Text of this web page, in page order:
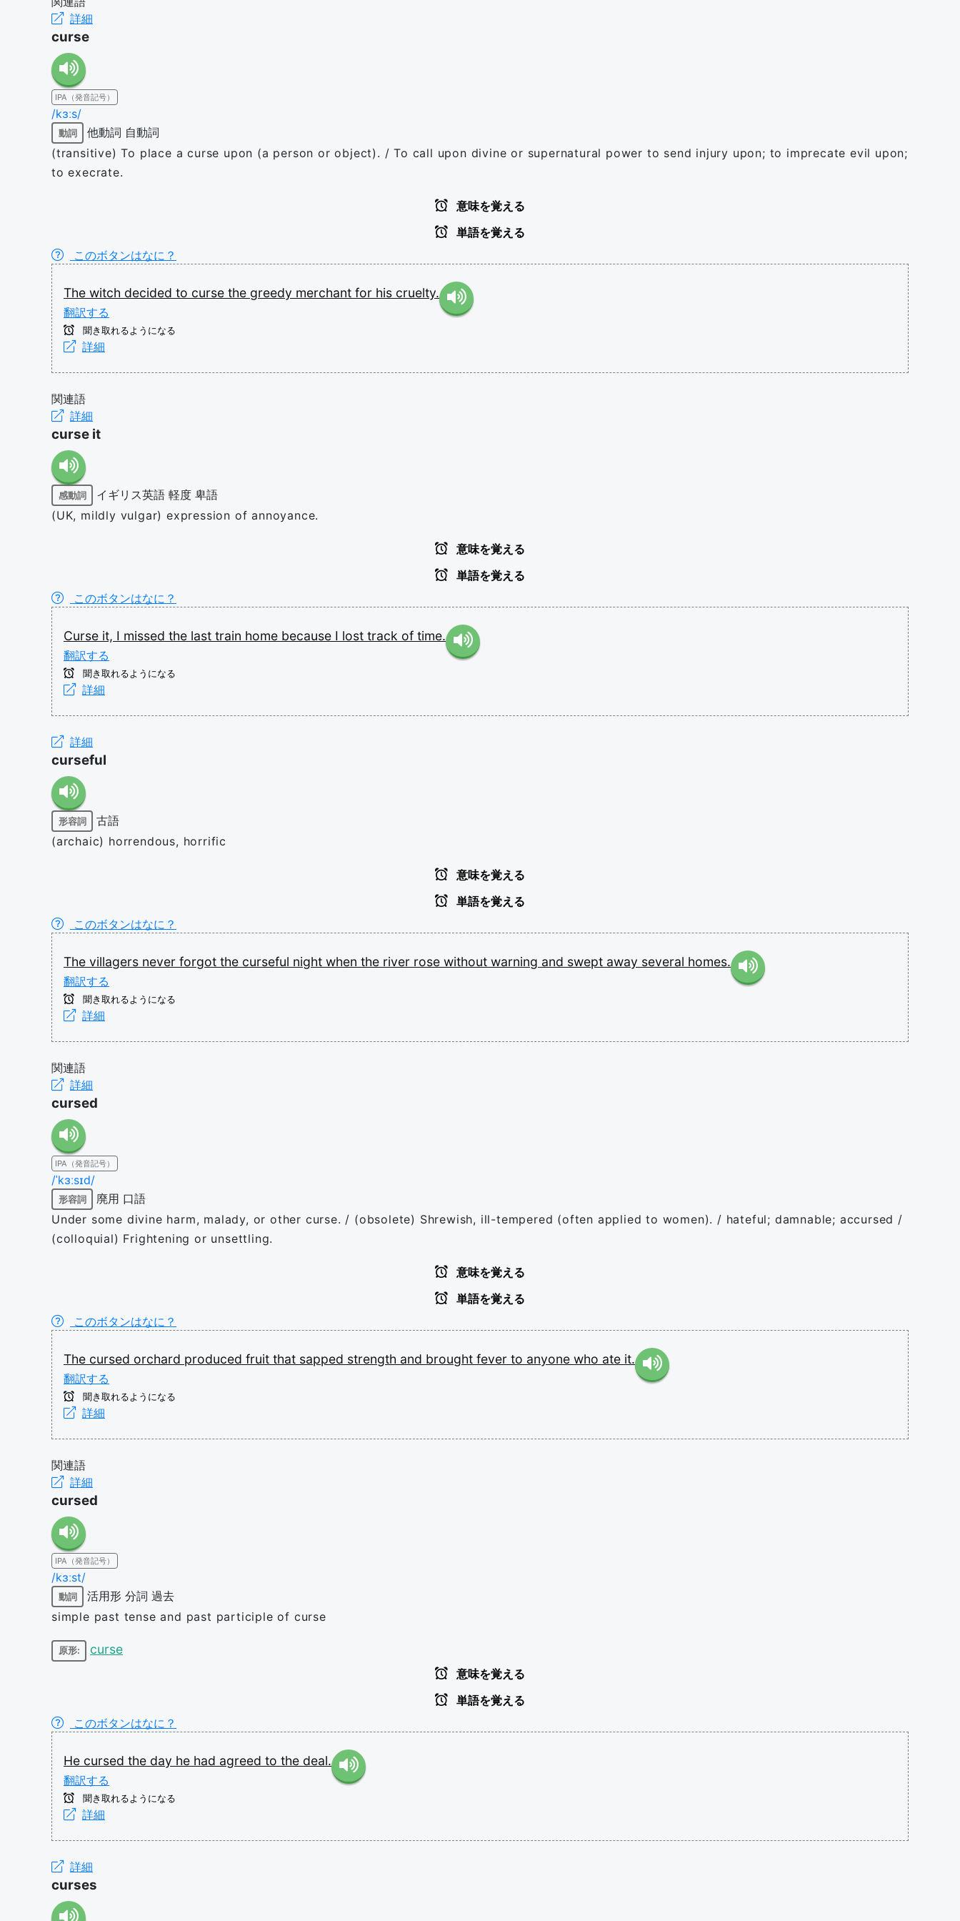
詳細
curse
IPA（発音記号）
/kɜːs/
動詞 他動詞 自動詞
(transitive) To place a curse upon (a person or object). / To call upon divine or supernatural power to send injury upon; to imprecate evil upon;
to execrate.
意味を覚える
単語を覚える
このボタンはなに？
The witch decided to curse the greedy merchant for his cruelty.
翻訳する
聞き取れるようになる
詳細
関連語
詳細
curse it
感動詞 イギリス英語 軽度 卑語
(UK, mildly vulgar) expression of annoyance.
意味を覚える
単語を覚える
このボタンはなに？
Curse it, I missed the last train home because I lost track of time.
翻訳する
聞き取れるようになる
詳細
詳細
curseful
形容詞
古語
(archaic) horrendous, horrific
意味を覚える
単語を覚える
このボタンはなに？
The villagers never forgot the curseful night when the river rose without warning and swept away several homes.
翻訳する
聞き取れるようになる
詳細
関連語
詳細
cursed
IPA（発音記号）
/ˈkɜːsɪd/
形容詞 廃用 口語
Under some divine harm, malady, or other curse. / (obsolete) Shrewish, ill-tempered (often applied to women). / hateful; damnable; accursed /
(colloquial) Frightening or unsettling.
意味を覚える
単語を覚える
このボタンはなに？
The cursed orchard produced fruit that sapped strength and brought fever to anyone who ate it.
翻訳する
聞き取れるようになる
詳細
関連語
詳細
cursed
IPA（発音記号）
/kɜːst/
動詞 活用形 分詞 過去
simple past tense and past participle of curse
原形: curse
意味を覚える
単語を覚える
このボタンはなに？
He cursed the day he had agreed to the deal.
翻訳する
聞き取れるようになる
詳細
詳細
curses